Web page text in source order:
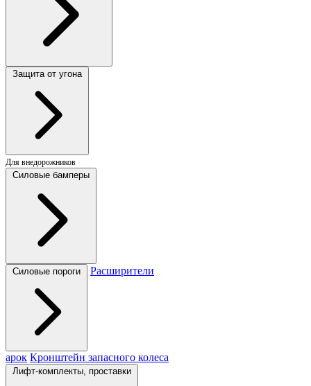
Защита от угона
Для внедорожников
Силовые бамперы
Силовые пороги Расширители
арок Кронштейн запасного колеса
Лифт-комплекты, проставки